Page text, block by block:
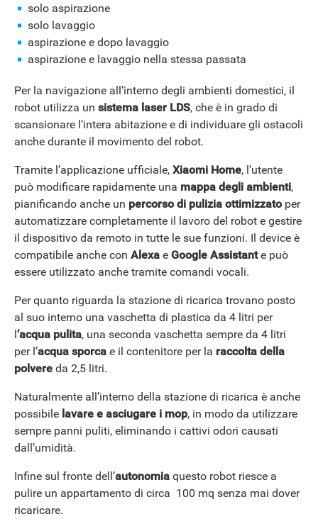
ANDROID
solo aspirazione
solo lavaggio
aspirazione e dopo lavaggio
aspirazione e lavaggio nella stessa passata
Per la navigazione all’interno degli ambienti domestici, il
robot utilizza un sistema laser LDS, che è in grado di
scansionare l’intera abitazione e di individuare gli ostacoli
anche durante il movimento del robot.
Tramite l’applicazione ufficiale, Xiaomi Home, l’utente
può modificare rapidamente una mappa degli ambienti,
pianificando anche un percorso di pulizia ottimizzatoper
automatizzare completamente il lavoro del robot e gestire
il dispositivo da remoto in tutte le sue funzioni. Il device è
compatibile anche con Alexa e Google Assistante può
essere utilizzato anche tramite comandi vocali.
Per quanto riguarda la stazione di ricarica trovano posto
al suo interno una vaschetta di plastica da 4 litri per
l’acqua pulita, una seconda vaschetta sempre da 4 litri
per l’acqua sporca e il contenitore per la raccolta della
polvere da 2,5 litri.
Naturalmente all’interno della stazione di ricarica è anche
possibile lavare e asciugare i mop, in modo da utilizzare
sempre panni puliti, eliminando i cattivi odori causati
dall’umidità.
Infine sul fronte dell’autonomia questo robot riesce a
pulire un appartamento di circa 100 mq senza mai dover
ricaricare.